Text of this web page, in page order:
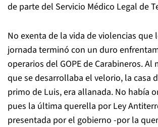
de parte del Servicio Médico Legal de
No exenta de la vida de violencias que
jornada terminó con un duro
operarios del GOPE de Carabineros.
que se desarrollaba el velorio, la casa
primo de Luis, era allanada. No había
pues la última querella por Ley
presentada por el gobierno -por la